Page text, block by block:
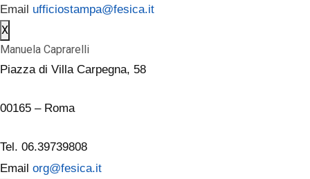
Email ufficiostampa@fesica.it
X
Manuela Caprarelli
Piazza di Villa Carpegna, 58
00165 – Roma
Tel. 06.39739808
Email org@fesica.it